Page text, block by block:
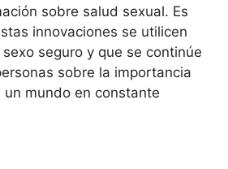
sobre salud sexual. Es
innovaciones se utilicen
seguro y que se continúe
sobre la importancia
mundo en constante